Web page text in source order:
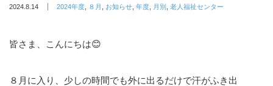
2024.8.14 2024年度 ８月 お知らせ 年度 月別 老人福祉センター
皆さま、こんにちは😊
８月に入り、少しの時間でも外に出るだけで汗がふき出